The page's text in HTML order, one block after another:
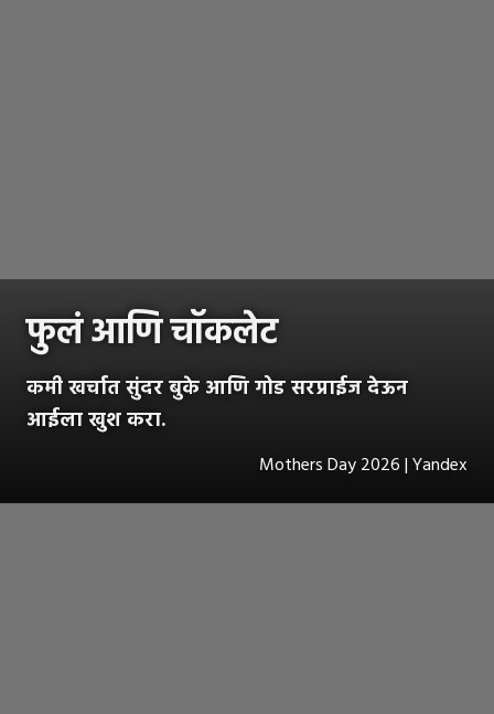
फुलं आणि चॉकलेट
कमी खर्चात सुंदर बुके आणि गोड सरप्राईज देऊन
आईला खुश करा.
Mothers Day 2026 | Yandex